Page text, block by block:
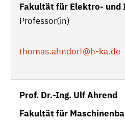
Fakultät für Elektro-
Professor(in)
thomas.ahndorf@h-ka.de
Prof. Dr.-Ing. Ulf Ahrend
Fakultät für